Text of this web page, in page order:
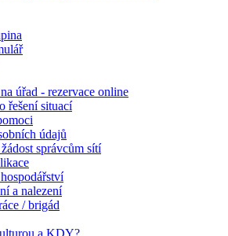
úřad - rezervace online
řešení situací
údajů
správcům sítí
a nalezení
/ brigád
a KDY?